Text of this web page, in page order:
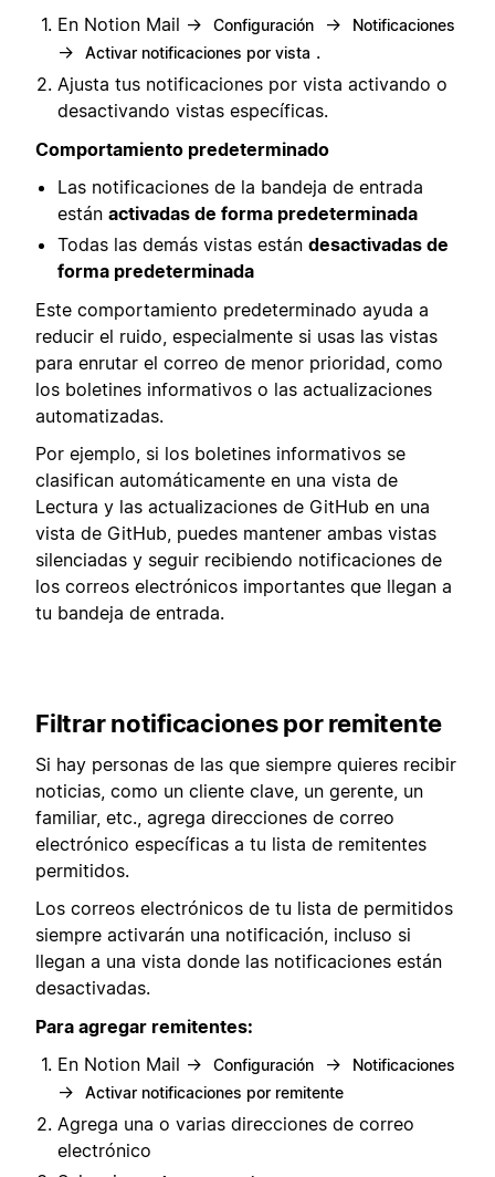
En Notion Mail → Configuración → Notificaciones
→ Activar notificaciones por vista .
Ajusta tus notificaciones por vista activando o
desactivando vistas específicas.
Comportamiento predeterminado
Las notificaciones de la bandeja de entrada
están activadas de forma predeterminada
Todas las demás vistas están desactivadas de
forma predeterminada
Este comportamiento predeterminado ayuda a
reducir el ruido, especialmente si usas las vistas
para enrutar el correo de menor prioridad, como
los boletines informativos o las actualizaciones
automatizadas.
Por ejemplo, si los boletines informativos se
clasifican automáticamente en una vista de
Lectura y las actualizaciones de GitHub en una
vista de GitHub, puedes mantener ambas vistas
silenciadas y seguir recibiendo notificaciones de
los correos electrónicos importantes que llegan a
tu bandeja de entrada.
Filtrar notificaciones por remitente
Si hay personas de las que siempre quieres recibir
noticias, como un cliente clave, un gerente, un
familiar, etc., agrega direcciones de correo
electrónico específicas a tu lista de remitentes
permitidos.
Los correos electrónicos de tu lista de permitidos
siempre activarán una notificación, incluso si
llegan a una vista donde las notificaciones están
desactivadas.
Para agregar remitentes:
En Notion Mail →
Configuración → Notificaciones
→ Activar notificaciones por remitente
Agrega una o varias direcciones de correo
electrónico